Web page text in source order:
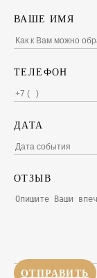
ВАШЕ ИМЯ
ТЕЛЕФОН
ДАТА
ОТЗЫВ
ОТПРАВИТЬ